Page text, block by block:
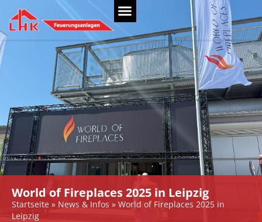
World of Fireplaces 2025 in Leipzig
Startseite » News & Infos » World of Fireplaces 2025 in
Leipzig